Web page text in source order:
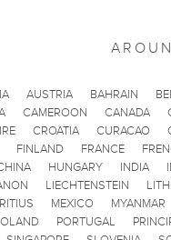
AUSTRIA BAHRAIN
CAMEROON CANADA
CROATIA CURACAO
FINLAND
FRANCE
HUNGARY INDIA
LIECHTENSTEIN
MEXICO MYANMAR
PORTUGAL